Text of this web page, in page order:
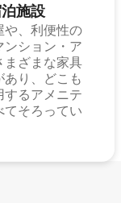
施⁠設
や、利便性の
ション・ア
まざまな家具
り、どこも
るアメニテ
てそろってい